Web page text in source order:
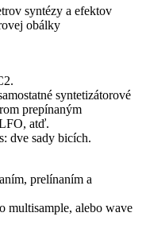
syntézy a efektov
obálky
syntetizátorové
prepínaným
atď.
dve sady bicích.
prelínaním a
multisample, alebo wave